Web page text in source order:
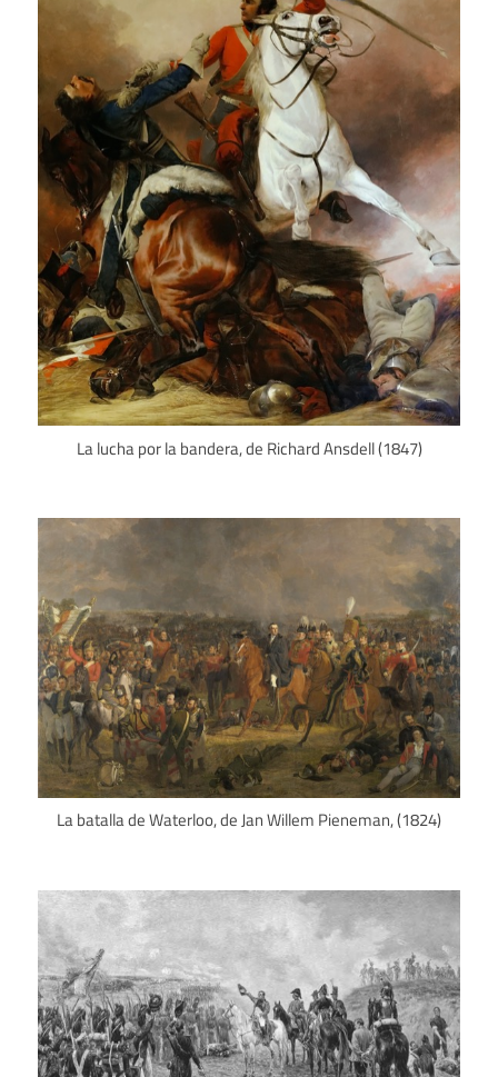
La lucha por la bandera, de Richard Ansdell (1847)
La batalla de Waterloo, de Jan Willem Pieneman, (1824)